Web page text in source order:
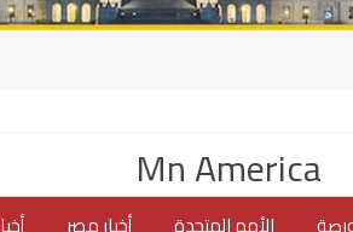
Mn America